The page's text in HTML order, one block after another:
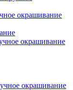
окрашивание
окрашивание
окрашивание